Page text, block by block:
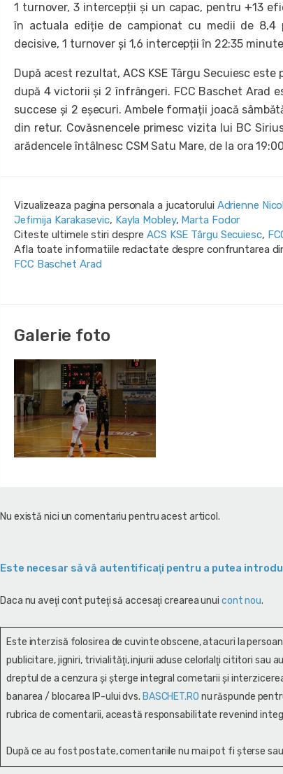
1 turnover, 3 intercepții și un capac, pentru +13
în actuala ediție de campionat cu medii de 8,4
decisive, 1 turnover și 1,6 intercepții în 22:35
După acest rezultat, ACS KSE Târgu Secuiesc
după 4 victorii și 2 înfrângeri. FCC Baschet Arad
succese și 2 eșecuri. Ambele formații joacă
din retur. Covăsnencele primesc vizita lui BC
arădencele întâlnesc CSM Satu Mare, de la ora
Vizualizeaza pagina personala a jucatorului Adrienne
Jefimija Karakasevic, Kayla Mobley, Marta Fodor
Citeste ultimele stiri despre ACS KSE Târgu Secuiesc,
Afla toate informatiile redactate despre confruntarea
FCC Baschet Arad
Galerie foto
Nu există nici un comentariu pentru acest articol.
Este necesar să vă autentificaţi pentru a putea
Daca nu aveţi cont puteţi să accesaţi crearea unui cont nou.
Este interzisă folosirea de cuvinte obscene, atacuri la
publicitare, jigniri, trivialităţi, injurii aduse celorlalţi cititori sau
dreptul de a cenzura și şterge integral cometarii și
banarea / blocarea IP-ului dvs. BASCHET.RO nu răspunde
rubrica de comentarii, această responsabilitate revenind
După ce au fost postate, comentariile nu mai pot fi șterse